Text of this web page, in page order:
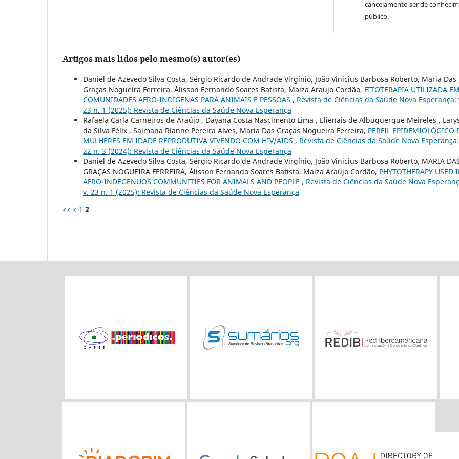
cancelamento ser de
público.
Artigos mais lidos pelo mesmo(s) autor(es)
Daniel de Azevedo Silva Costa, Sérgio Ricardo de Andrade Virgínio, João Vinicius Barbosa Roberto, Maria Das
Graças Nogueira Ferreira, Álisson Fernando Soares Batista, Maiza Araújo Cordão, FITOTERAPIA UTILIZADA EM
COMUNIDADES AFRO-INDÍGENAS PARA ANIMAIS E PESSOAS , Revista de Ciências da Saúde Nova Esperança:
23 n. 1 (2025): Revista de Ciências da Saúde Nova Esperança
Rafaela Carla Carneiros de Araújo , Dayana Costa Nascimento Lima , Elienais de Albuquerque Meireles ,
da Silva Félix , Salmana Rianne Pereira Alves, Maria Das Graças Nogueira Ferreira, PERFIL EPIDEMIOLÓGICO
MULHERES EM IDADE REPRODUTIVA VIVENDO COM HIV/AIDS , Revista de Ciências da Saúde Nova
22 n. 3 (2024): Revista de Ciências da Saúde Nova Esperança
Daniel de Azevedo Silva Costa, Sérgio Ricardo de Andrade Virgínio, João Vinicius Barbosa Roberto, MARIA
GRAÇAS NOGUEIRA FERREIRA, Álisson Fernando Soares Batista, Maiza Araújo Cordão, PHYTOTHERAPY USED
AFRO-INDEGENUOS COMMUNITIES FOR ANIMALS AND PEOPLE , Revista de Ciências da Saúde Nova
v. 23 n. 1 (2025): Revista de Ciências da Saúde Nova Esperança
<< < 1 2